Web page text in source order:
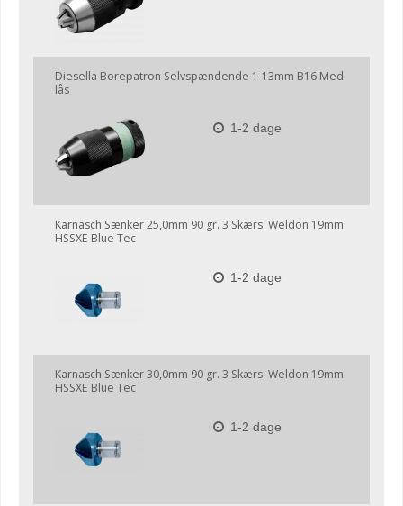
Diesella Borepatron Selvspændende 1-13mm B16 Med
lås
1-2 dage
Karnasch Sænker 25,0mm 90 gr. 3 Skærs. Weldon 19mm
HSSXE Blue Tec
1-2 dage
Karnasch Sænker 30,0mm 90 gr. 3 Skærs. Weldon 19mm
HSSXE Blue Tec
1-2 dage